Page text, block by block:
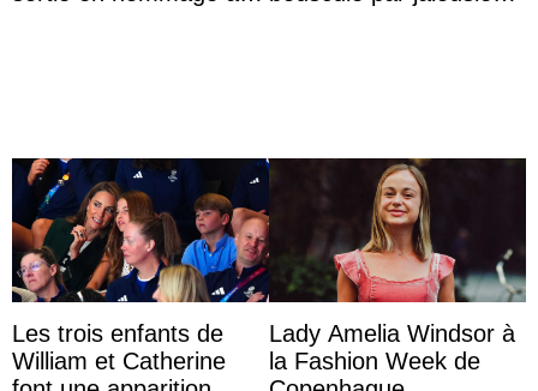
Les trois enfants de
William et Catherine
Lady Amelia Windsor à
la Fashion Week de